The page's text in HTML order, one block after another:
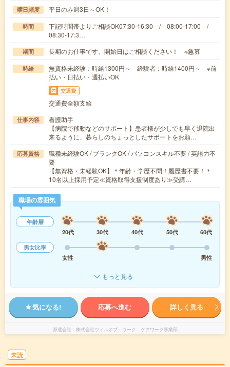
曜日頻度 平日のみ週3日～OK！
時間
下記時間帯よりご相談OK07:30-16:30 / 08:00-17:00 /
08:30-17:3…
期間 長期のお仕事です。開始日はご相談ください！ ※急募
時給
無資格未経験：時給1300円～ 経験者：時給1400円～ ※前
払い・日払い・週払いOK
交通費
交通費全額支給
仕事内容
看護助手
【病院で移動などのサポート】患者様が少しでも早く退院出
来るように、暮らしのちょっとしたサポートをお願…
応募資格
職種未経験OK / ブランクOK / パソコンスキル不要 / 英語力不
要
【無資格・未経験OK】＊年齢・学歴不問！履歴書不要！＊
10名以上採用予定≪資格取得支援制度あり≫受講…
職場の雰囲気
年齢層
20代
30代 40代 50代
60代
男女比率
女性
男性
もっと見る
気になる! 応募へ進む 詳しく見る
派遣会社 株式会社ウィルオブ・ワーク ケアワーク事業部
未読